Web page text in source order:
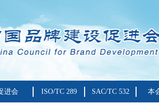
进会 ISO/TC 289 SAC/TC 532 本